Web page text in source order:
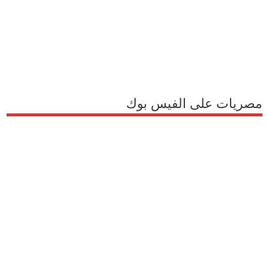
مصريات على الفيس بوك